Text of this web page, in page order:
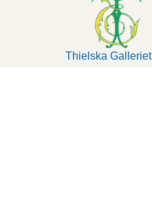
Thielska Galleriet